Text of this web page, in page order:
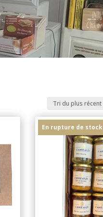
En rupture de stock